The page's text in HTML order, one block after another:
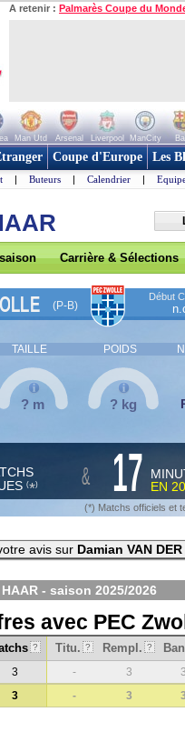
A retenir : Palmarès Coupe du
Man Utd Arsenal Liverpool ManCity
Coupe d'Europe Les
| Buteurs | Calendrier |
Carrière & Sélections
(P-B)
Début
TAILLE POIDS
? m ? kg
(*) & 17
EN
(*) Matchs officiels et
avis sur Damian VAN
- saison 2025/2026
avec PEC
? Titu. ? Rempl. ?
3 - 3
3 - 3